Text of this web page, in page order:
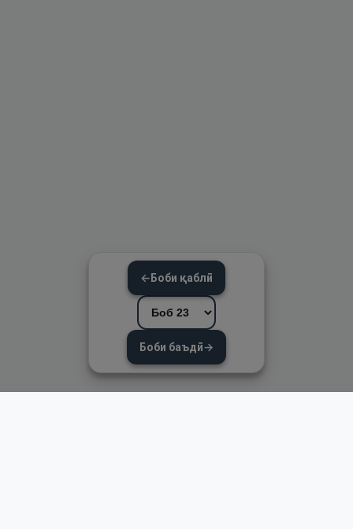
←Боби қаблӣ
Боби баъдӣ→